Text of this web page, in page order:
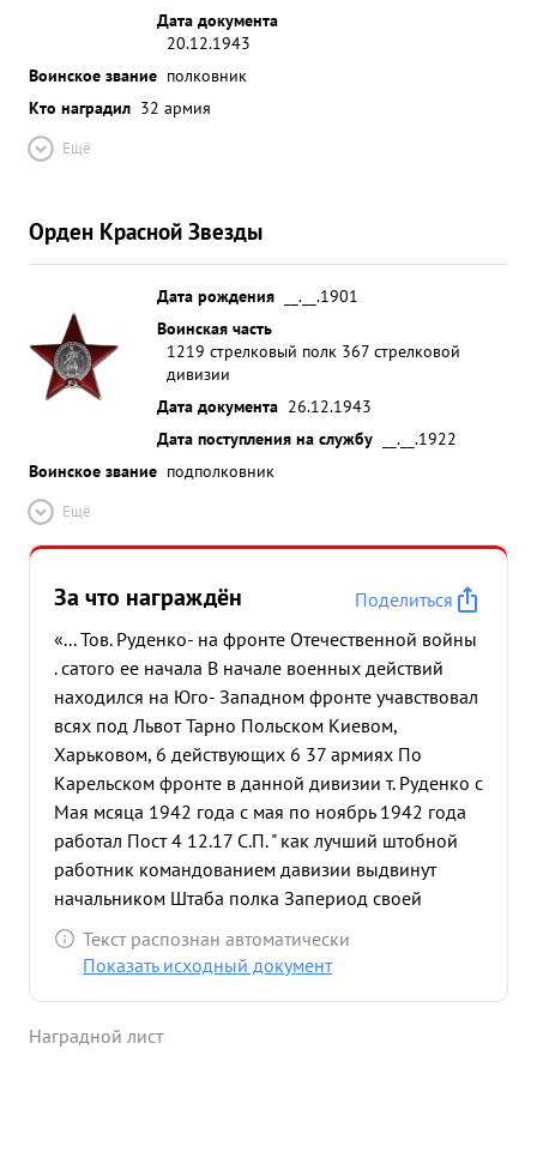
Дата документа
20.12.1943
Воинское звание полковник
Кто наградил 32 армия
Ещё
Орден Красной Звезды
Дата рождения
__.__.1901
Воинская часть
1219 стрелковый полк 367 стрелковой
дивизии
Дата документа 26.12.1943
Дата поступления на службу
__.__.1922
Воинское звание подполковник
Ещё
За что награждён
Поделиться
«... Тов. Руденко- на фронте Отечественной войны
. сатого ее начала В начале военных действий
находился на Юго- Западном фронте учавствовал
всях под Львот Тарно Польском Киевом,
Харьковом, 6 действующих 6 37 армиях По
Карельском фронте в данной дивизии т. Руденко с
Мая мсяца 1942 года с мая по ноябрь 1942 года
работал Пост 4 12.17 С.П. " как лучший штобной
работник командованием давизии выдвинут
начальником Штаба полка Запериод своей
работы Нач Штаба показал себя культурным,
выдержанным, грамотным штабным работником
батальо нов Организовал и воспитал Крепкий
Текст распознан автоматически
Показать исходный документ
Наградной лист